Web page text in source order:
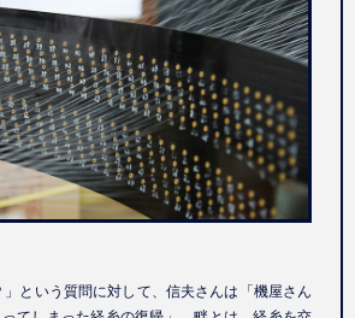
」という質問に対して、信夫さんは「機屋さん